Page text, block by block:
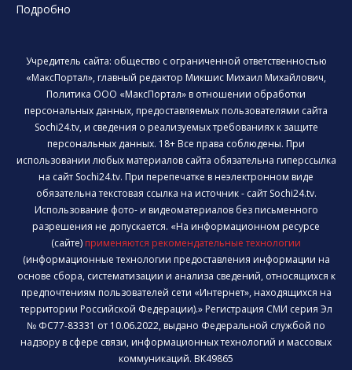
Подробно
Учредитель сайта: общество с ограниченной ответственностью
«МаксПортал», главный редактор Микшис Михаил Михайлович,
Политика ООО «МаксПортал» в отношении обработки
персональных данных, предоставляемых пользователями сайта
Sochi24.tv, и сведения о реализуемых требованиях к защите
персональных данных. 18+ Все права соблюдены. При
использовании любых материалов сайта обязательна гиперссылка
на сайт Sochi24.tv. При перепечатке в неэлектронном виде
обязательна текстовая ссылка на источник - сайт Sochi24.tv.
Использование фото- и видеоматериалов без письменного
разрешения не допускается. «На информационном ресурсе
(сайте) применяются рекомендательные технологии
(информационные технологии предоставления информации на
основе сбора, систематизации и анализа сведений, относящихся к
предпочтениям пользователей сети «Интернет», находящихся на
территории Российской Федерации).» Регистрация СМИ серия Эл
№ ФС77-83331 от 10.06.2022, выдано Федеральной службой по
надзору в сфере связи, информационных технологий и массовых
коммуникаций. ВК49865